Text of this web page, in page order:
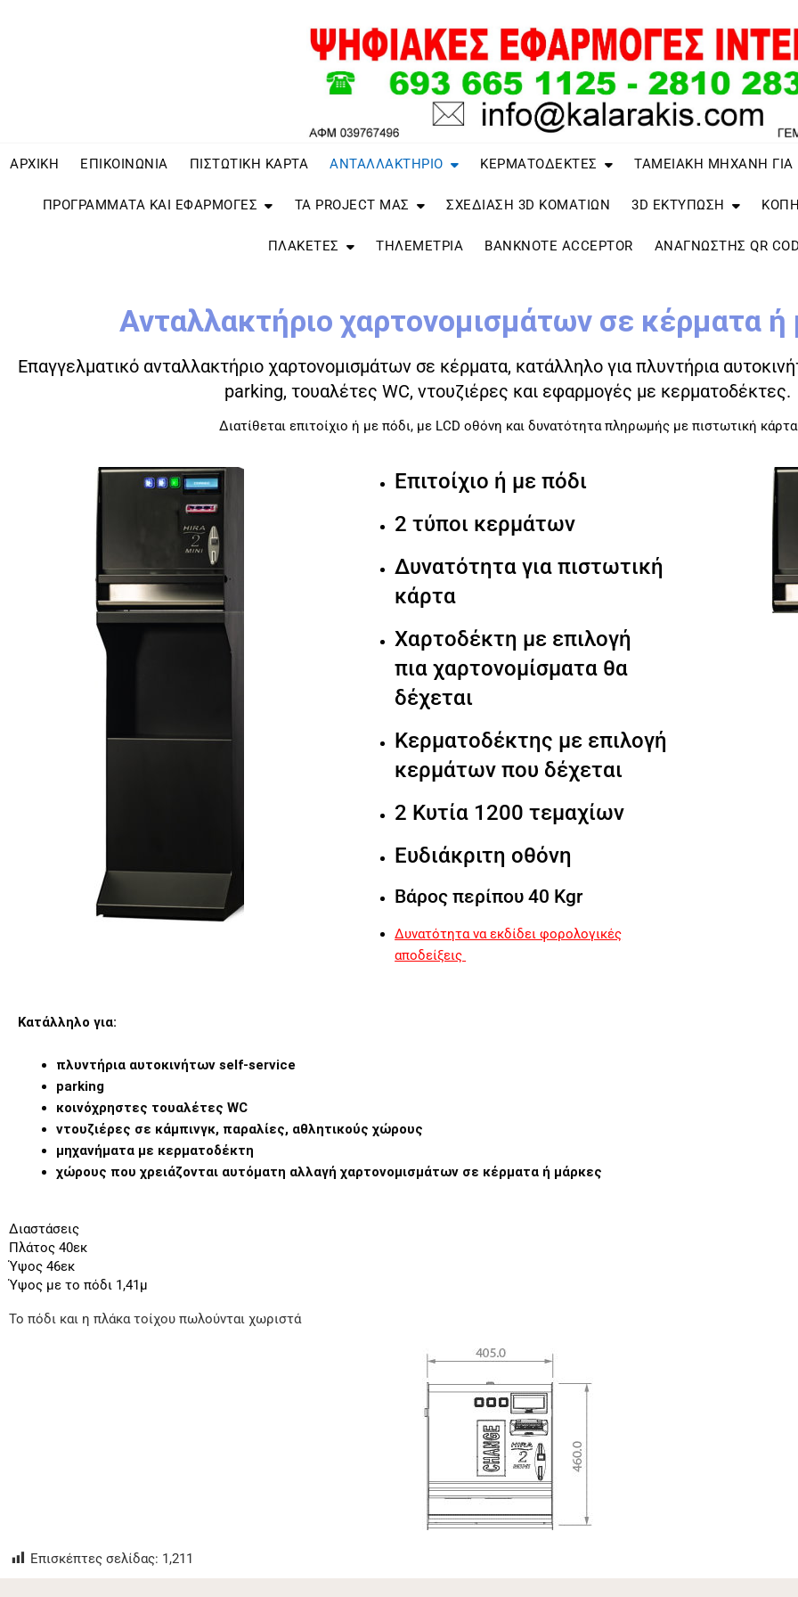
ΑΡΧΙΚΗ ΕΠΙΚΟΙΝΩΝΙΑ ΠΙΣΤΩΤΙΚΗ ΚΑΡΤΑ ΑΝΤΑΛΛΑΚΤΗΡΙΟ ΚΕΡΜΑΤΟΔΕΚΤΕΣ ΤΑΜΕΙΑΚΗ ΜΗΧΑΝΗ
ΠΡΟΓΡΑΜΜΑΤΑ ΚΑΙ ΕΦΑΡΜΟΓΕΣ ΤΑ PROJECT ΜΑΣ ΣΧΕΔΙΑΣΗ 3D ΚΟΜΑΤΙΩΝ 3D ΕΚΤΥΠΩΣΗ
ΠΛΑΚΕΤΕΣ ΤΗΛΕΜΕΤΡΙΑ BANKNOTE ACCEPTOR ΑΝΑΓΝΏΣΤΗΣ QR
Ανταλλακτήριο χαρτονομισμάτων σε κέρματα ή
Επαγγελματικό ανταλλακτήριο χαρτονομισμάτων σε κέρματα, κατάλληλο για πλυντήρια
parking, τουαλέτες WC, ντουζιέρες και εφαρμογές με κερματοδέκτες.
Διατίθεται επιτοίχιο ή με πόδι, με LCD οθόνη και δυνατότητα πληρωμής με πιστωτική
Επιτοίχιο ή με πόδι
2 τύποι κερμάτων
Δυνατότητα για πιστωτική
κάρτα
Χαρτοδέκτη με επιλογή
πια χαρτονομίσματα θα
δέχεται
Κερματοδέκτης με επιλογή
κερμάτων που δέχεται
2 Κυτία 1200 τεμαχίων
Ευδιάκριτη οθόνη
Βάρος περίπου 40 Kgr
Δυνατότητα να εκδίδει φορολογικές
αποδείξεις
Κατάλληλο για:
πλυντήρια αυτοκινήτων self-service
parking
κοινόχρηστες τουαλέτες WC
ντουζιέρες σε κάμπινγκ, παραλίες, αθλητικούς χώρους
μηχανήματα με κερματοδέκτη
χώρους που χρειάζονται αυτόματη αλλαγή χαρτονομισμάτων σε κέρματα ή μάρκες
Διαστάσεις
Πλάτος 40εκ
Ύψος 46εκ
Ύψος με το πόδι 1,41μ
Το πόδι και η πλάκα τοίχου πωλούνται χωριστά
Επισκέπτες σελίδας: 1,211